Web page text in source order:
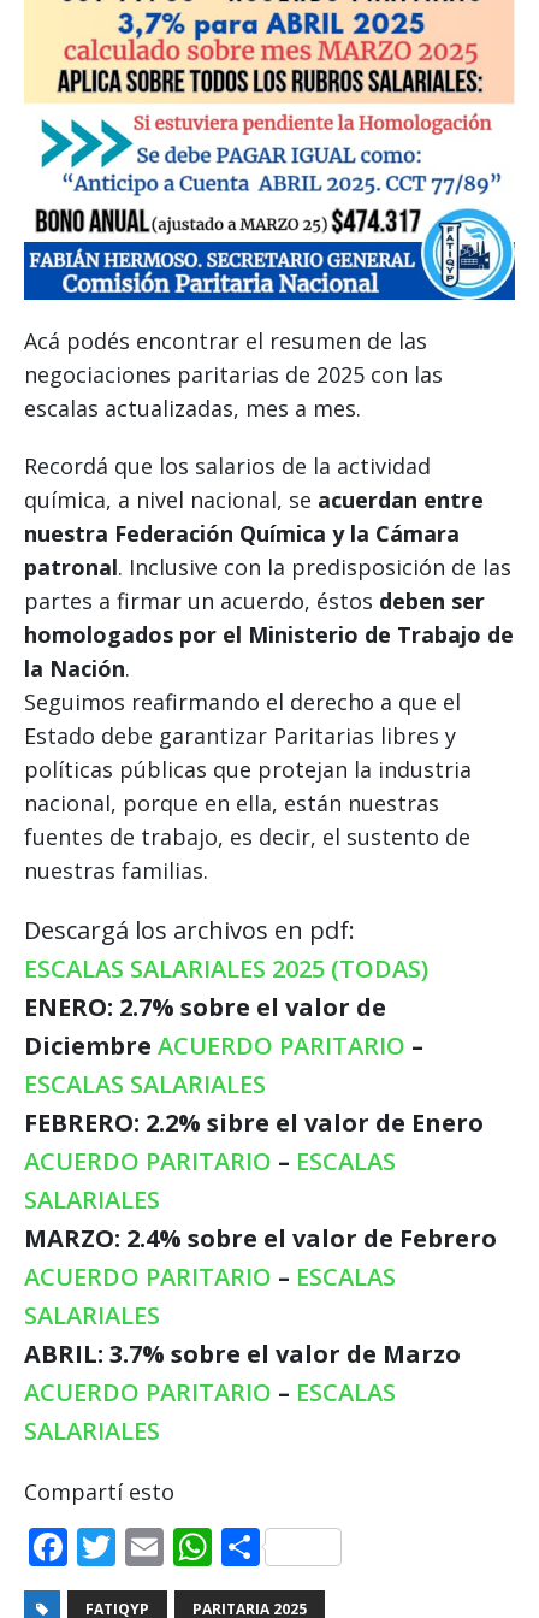
Acá podés encontrar el resumen de las
negociaciones paritarias de 2025 con las
escalas actualizadas, mes a mes.
Recordá que los salarios de la actividad
química, a nivel nacional, se acuerdan entre
nuestra Federación Química y la Cámara
patronal. Inclusive con la predisposición de las
partes a firmar un acuerdo, éstos deben ser
homologados por el Ministerio de Trabajo de
la Nación.
Seguimos reafirmando el derecho a que el
Estado debe garantizar Paritarias libres y
políticas públicas que protejan la industria
nacional, porque en ella, están nuestras
fuentes de trabajo, es decir, el sustento de
nuestras familias.
Descargá los archivos en pdf:
ESCALAS SALARIALES 2025 (TODAS)
ENERO: 2.7% sobre el valor de
Diciembre ACUERDO PARITARIO –
ESCALAS SALARIALES
FEBRERO: 2.2% sibre el valor de Enero
ACUERDO PARITARIO – ESCALAS
SALARIALES
MARZO: 2.4% sobre el valor de Febrero
ACUERDO PARITARIO – ESCALAS
SALARIALES
ABRIL: 3.7% sobre el valor de Marzo
ACUERDO PARITARIO – ESCALAS
SALARIALES
Compartí esto
F
a
T
w
E
m
W
h
C
o
FATIQYP PARITARIA 2025